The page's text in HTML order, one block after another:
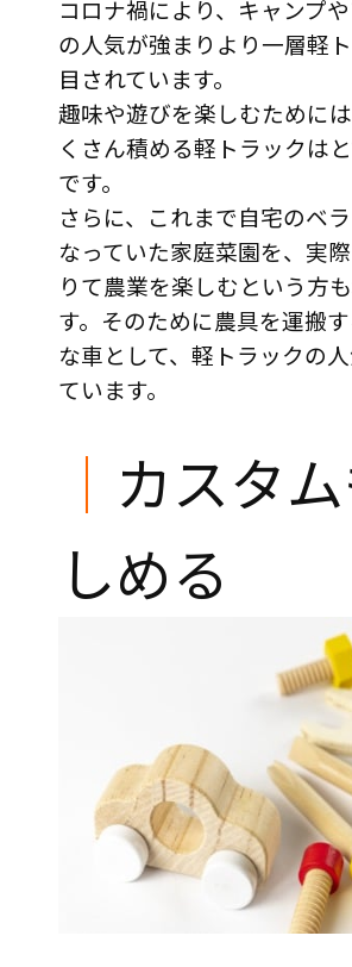
コロナ禍により、キャンプ
の人気が強まりより一層軽
目されています。
趣味や遊びを楽しむために
くさん積める軽トラックは
です。
さらに、これまで自宅のベ
なっていた家庭菜園を、実
りて農業を楽しむという方
す。そのために農具を運搬
な車として、軽トラックの
ています。
｜ カスタ
しめる